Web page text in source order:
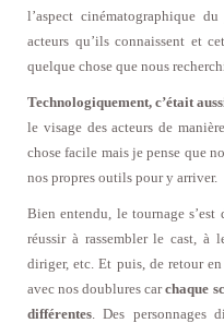
l’aspect cinématographique
acteurs qu’ils connaissent et
quelque chose que nous
Technologiquement, c’était
le visage des acteurs de
chose facile mais je pense que
nos propres outils pour y arriver.
Bien entendu, le tournage
réussir à rassembler le cast, à
diriger, etc. Et puis, de retour
avec nos doublures carchaque
différentes . Des personnages